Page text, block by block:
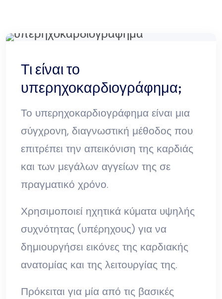
Τι είναι το
υπερηχοκαρδιογράφημα;
Το υπερηχοκαρδιογράφημα είναι μια
σύγχρονη, διαγνωστική μέθοδος που
επιτρέπει την απεικόνιση της καρδιάς
και των μεγάλων αγγείων της σε
πραγματικό χρόνο.
Χρησιμοποιεί ηχητικά κύματα υψηλής
συχνότητας (υπέρηχους) για να
δημιουργήσει εικόνες της καρδιακής
ανατομίας και της λειτουργίας της.
Πρόκειται για μία από τις βασικές